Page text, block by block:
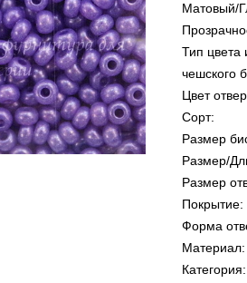
Матовый/
Тип цвета
чешского
Цвет
Сорт:
Размер
Размер/
Размер
Покрытие:
Форма
Материал:
Категория: